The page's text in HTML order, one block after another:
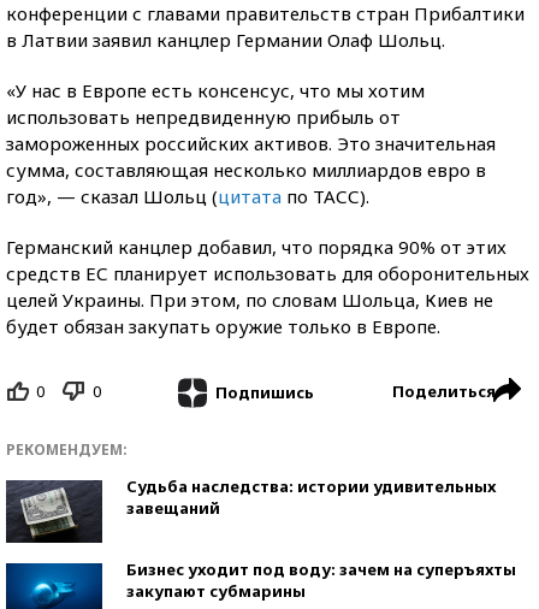
конференции с главами правительств стран Прибалтики
в Латвии заявил канцлер Германии Олаф Шольц.
«У нас в Европе есть консенсус, что мы хотим
использовать непредвиденную прибыль от
замороженных российских активов. Это значительная
сумма, составляющая несколько миллиардов евро в
год», — сказал Шольц (цитата по ТАСС).
Германский канцлер добавил, что порядка 90% от этих
средств ЕС планирует использовать для оборонительных
целей Украины. При этом, по словам Шольца, Киев не
будет обязан закупать оружие только в Европе.
0 0 Подпишись Поделиться
РЕКОМЕНДУЕМ:
Судьба наследства: истории удивительных
завещаний
Бизнес уходит под воду: зачем на суперъяхты
закупают субмарины